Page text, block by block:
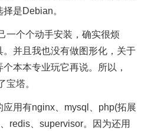
是Debian。
一个个动手安装，确实很烦
。并且我也没有做图形化，关于
本本专业玩它再说。所以，
宝塔。
应用有nginx、mysql、php(拓展
redis、supervisor。因为还用